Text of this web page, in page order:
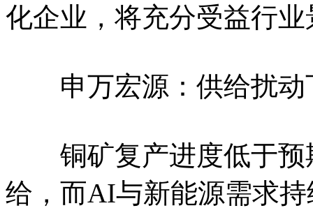
化企业，将充分受益行
申万宏源：供给扰动
铜矿复产进度低于预
给，而AI与新能源需求